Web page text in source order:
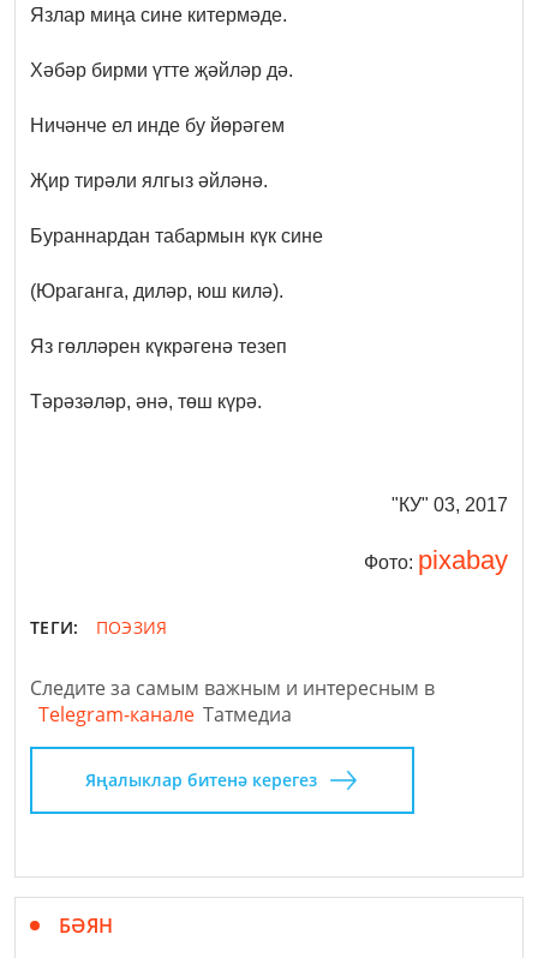
Язлар миңа сине китермәде.
Хәбәр бирми үтте җәйләр дә.
Ничәнче ел инде бу йөрәгем
Җир тирәли ялгыз әйләнә.
Бураннардан табармын күк сине
(Юраганга, диләр, юш килә).
Яз гөлләрен күкрәгенә тезеп
Тәрәзәләр, әнә, төш күрә.
"КУ" 03, 2017
Фото: pixabay
ТЕГИ: ПОЭЗИЯ
Следите за самым важным и интересным в
Telegram-канале Татмедиа
Яңалыклар битенә керегез
БӘЯН